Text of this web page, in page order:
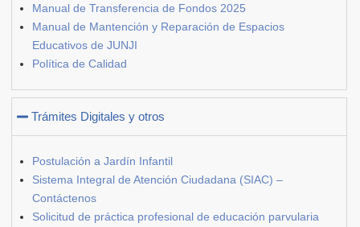
Manual de Transferencia de Fondos 2025
Manual de Mantención y Reparación de Espacios
Educativos de JUNJI
Política de Calidad
Trámites Digitales y otros
Postulación a Jardín Infantil
Sistema Integral de Atención Ciudadana (SIAC) –
Contáctenos
Solicitud de práctica profesional de educación parvularia